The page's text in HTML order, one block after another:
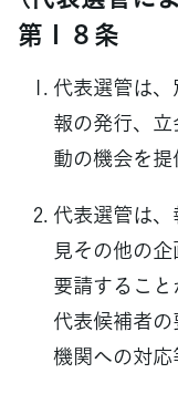
第１８条
代表選管は
報の発行、
動の機会を提
代表選管は
見その他の
要請するこ
代表候補者
機関への対応